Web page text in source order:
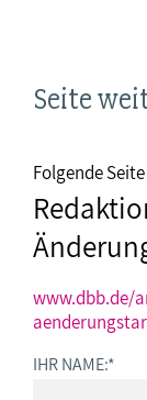
Seite
Folgende
www.dbb.de/
IHR NAME:*